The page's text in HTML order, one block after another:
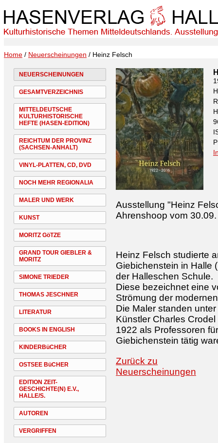
Home / Neuerscheinungen / Heinz Felsch
NEUERSCHEINUNGEN
GESAMTVERZEICHNIS
MITTELDEUTSCHE
KULTURHISTORISCHE
HEFTE (HASEN-EDITION)
REICHTUM DER PROVINZ
(SACHSEN-ANHALT)
VINYL-PLATTEN, CD, DVD
NOCH MEHR REGIONALIA
MALER UND WERK
KUNST
MORITZ GöTZE
GRAND TOUR GIEBLER &
MORITZ
SIMONE TRIEDER
THOMAS JESCHNER
LITERATUR
BOOKS IN ENGLISH
KINDERBüCHER
OSTSEE BüCHER
EDITION ZEIT-
GESCHICHTE(N) E.V.,
HALLE/S.
AUTOREN
VERGRIFFEN
Ausstellung "Heinz
Ahrenshoop vom
Heinz Felsch studierte
Giebichenstein in Halle
der Halleschen Schule.
Diese bezeichnet eine
Strömung der
Die Maler standen
Künstler Charles
1922 als Professoren
Giebichenstein tätig
Zurück zu
Neuerscheinungen